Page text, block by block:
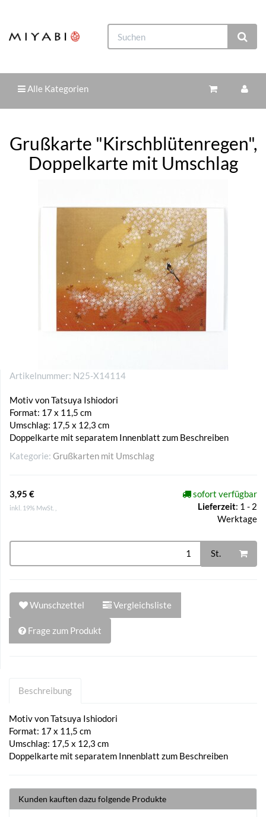
Alle Kategorien
Grußkarte "Kirschblütenregen",
Doppelkarte mit Umschlag
Artikelnummer: N25-X14114
Motiv von Tatsuya Ishiodori
Format: 17 x 11,5 cm
Umschlag: 17,5 x 12,3 cm
Doppelkarte mit separatem Innenblatt zum Beschreiben
Kategorie: Grußkarten mit Umschlag
3,95 €
inkl. 19% MwSt. ,
sofort verfügbar
Lieferzeit: 1 - 2
Werktage
St.
Wunschzettel Vergleichsliste
Frage zum Produkt
Beschreibung
Motiv von Tatsuya Ishiodori
Format: 17 x 11,5 cm
Umschlag: 17,5 x 12,3 cm
Doppelkarte mit separatem Innenblatt zum Beschreiben
Kunden kauften dazu folgende Produkte